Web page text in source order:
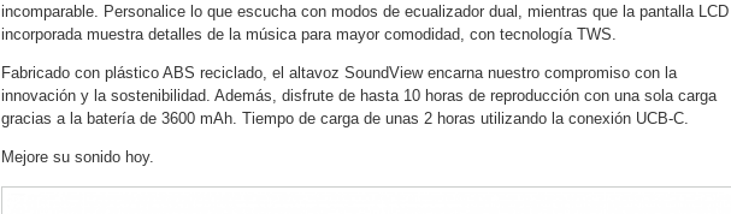
incomparable. Personalice lo que escucha con modos de ecualizador dual, mientras que la pantalla LCD
incorporada muestra detalles de la música para mayor comodidad, con tecnología TWS.
Fabricado con plástico ABS reciclado, el altavoz SoundView encarna nuestro compromiso con la
innovación y la sostenibilidad. Además, disfrute de hasta 10 horas de reproducción con una sola carga
gracias a la batería de 3600 mAh. Tiempo de carga de unas 2 horas utilizando la conexión UCB-C.
Mejore su sonido hoy.